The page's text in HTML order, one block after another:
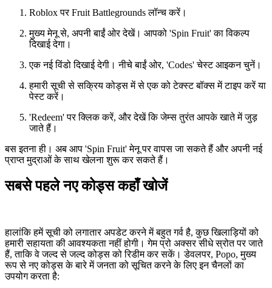
Roblox पर Fruit Battlegrounds लॉन्च करें।
मुख्य मेनू से, अपनी बाईं ओर देखें। आपको 'Spin Fruit' का विकल्प
दिखाई देगा।
एक नई विंडो दिखाई देगी। नीचे बाईं ओर, 'Codes' चेस्ट आइकन चुनें।
हमारी सूची से सक्रिय कोड्स में से एक को टेक्स्ट बॉक्स में टाइप करें या
पेस्ट करें।
'Redeem' पर क्लिक करें, और देखें कि जेम्स तुरंत आपके खाते में जुड़
जाते हैं।
बस इतना ही। अब आप 'Spin Fruit' मेनू पर वापस जा सकते हैं और अपनी नई
प्राप्त मुद्राओं के साथ खेलना शुरू कर सकते हैं।
सबसे पहले नए कोड्स कहाँ खोजें
हालांकि हमें सूची को लगातार अपडेट करने में बहुत गर्व है, कुछ खिलाड़ियों को
हमारी सहायता की आवश्यकता नहीं होगी। गेम प्रो अक्सर सीधे स्रोत पर जाते
हैं, ताकि वे जल्द से जल्द कोड्स को रिडीम कर सकें। डेवलपर, Popo, मुख्य
रूप से नए कोड्स के बारे में जनता को सूचित करने के लिए इन चैनलों का
उपयोग करता है: